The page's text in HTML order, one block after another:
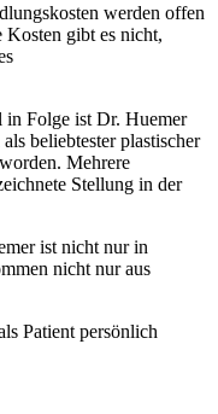
werden offen
Kosten gibt es nicht,
Folge ist Dr. Huemer
beliebtester plastischer
Mehrere
Stellung in der
ist nicht nur in
nicht nur aus
Patient persönlich